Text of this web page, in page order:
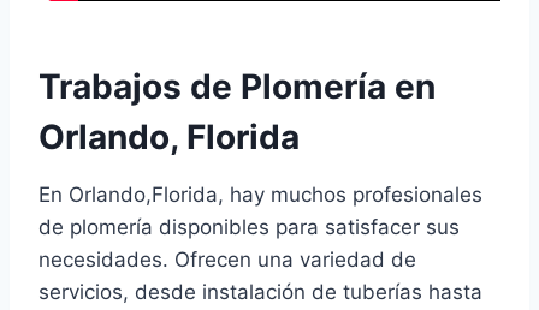
Trabajos de Plomería en
Orlando, Florida
En Orlando,Florida, hay muchos profesionales
de plomería disponibles para satisfacer sus
necesidades. Ofrecen una variedad de
servicios, desde instalación de tuberías hasta